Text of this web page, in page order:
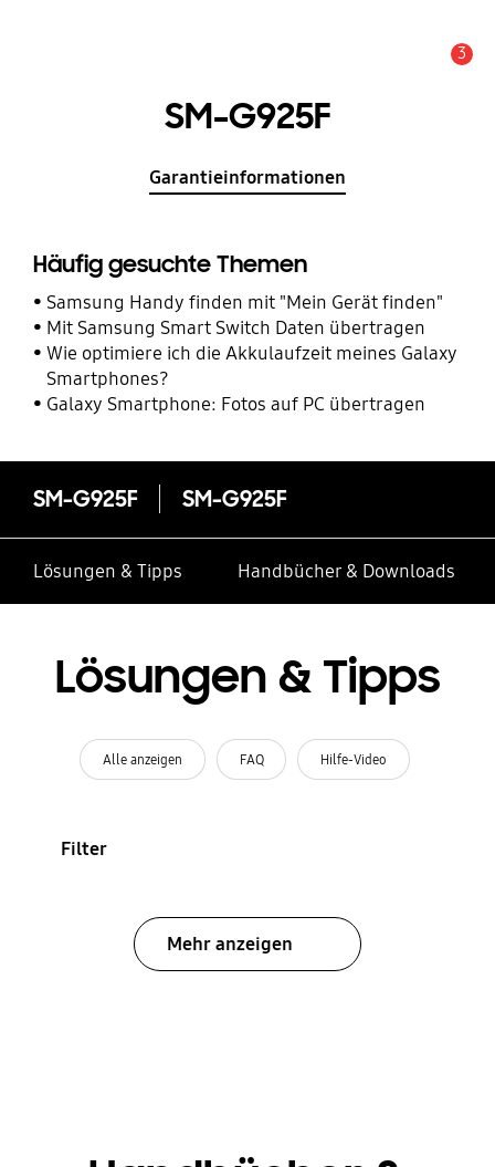
3
SM-G925F
Garantieinformationen
Häufig gesuchte Themen
Samsung Handy finden mit "Mein Gerät finden"
Mit Samsung Smart Switch Daten übertragen
Wie optimiere ich die Akkulaufzeit meines Galaxy
Smartphones?
Galaxy Smartphone: Fotos auf PC übertragen
SM-G925F SM-G925F
Lösungen & Tipps Handbücher & Downloads
Lösungen & Tipps
Alle anzeigen FAQ Hilfe-Video
Filter
Mehr anzeigen